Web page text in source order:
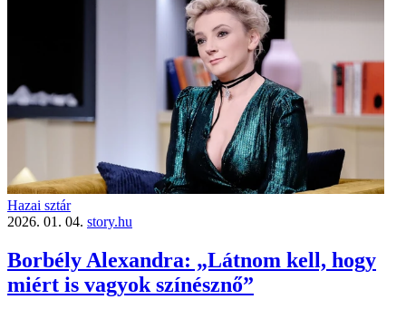
Hazai sztár
2026. 01. 04. story.hu
Borbély Alexandra: „Látnom kell, hogy
miért is vagyok színésznő”